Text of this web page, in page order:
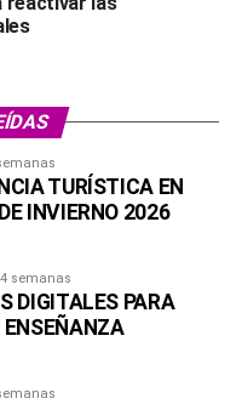
TURÍSTICA EN
INVIERNO 2026
semanas
DIGITALES PARA
ENSEÑANZA